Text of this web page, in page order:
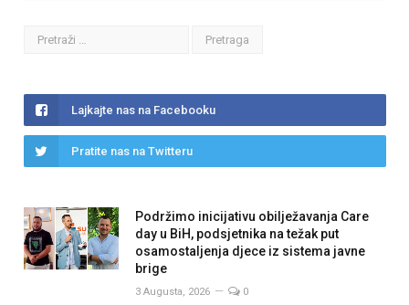
Lajkajte nas na Facebooku
Pratite nas na Twitteru
Podržimo inicijativu obilježavanja Care
day u BiH, podsjetnika na težak put
osamostaljenja djece iz sistema javne
brige
3 Augusta, 2026 0